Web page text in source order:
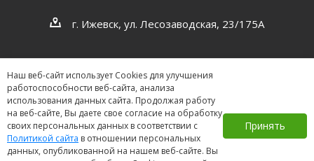
Наш веб-сайт использует Cookies для улучшения
работоспособности веб-сайта, анализа
использования данных сайта. Продолжая работу
на веб-сайте, Вы даете свое согласие на обработку
своих персональных данных в соответствии с
Политикой сайта в отношении персональных
данных, опубликованной на нашем веб-сайте. Вы
Принять
г. Ижевск, ул. Лесозаводская, 23/175А
2026 ©